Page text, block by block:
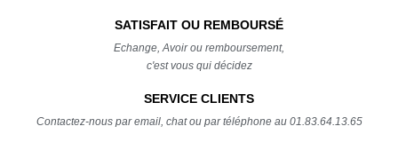
SATISFAIT OU REMBOURSÉ
Echange, Avoir ou remboursement,
c'est vous qui décidez
SERVICE CLIENTS
Contactez-nous par email, chat ou par téléphone au 01.83.64.13.65